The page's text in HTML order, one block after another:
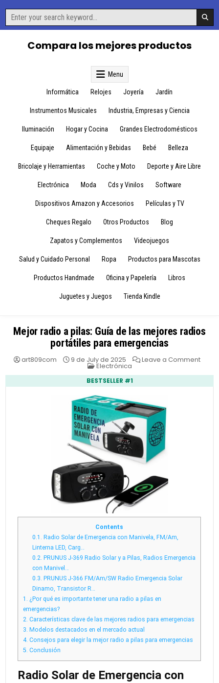
content
Search
for:
Compara los mejores productos
Menu
Informática Relojes Joyería Jardín
Instrumentos Musicales Industria, Empresas y Ciencia
Iluminación Hogar y Cocina Grandes Electrodomésticos
Equipaje Alimentación y Bebidas Bebé Belleza
Bricolaje y Herramientas Coche y Moto Deporte y Aire Libre
Electrónica Moda Cds y Vinilos Software
Dispositivos Amazon y Accesorios Películas y TV
Cheques Regalo Otros Productos Blog
Zapatos y Complementos Videojuegos
Salud y Cuidado Personal Ropa Productos para Mascotas
Productos Handmade Oficina y Papelería Libros
Juguetes y Juegos Tienda Kindle
Mejor radio a pilas: Guía de las mejores radios
portátiles para emergencias
art809com 9 de July de 2025 Leave a Commenton
a
pilas:
Posted
Electrónica
BESTSELLER #1
Contents
0.1. Radio Solar de Emergencia con Manivela, FM/Am,
Linterna LED, Carg…
0.2. PRUNUS J-369 Radio Solar y a Pilas, Radios Emergencia
con Manivel…
0.3. PRUNUS J-366 FM/Am/SW Radio Emergencia Solar
Dinamo, Transistor R…
1. ¿Por qué es importante tener una radio a pilas en
emergencias?
2. Características clave de las mejores radios para emergencias
3. Modelos destacados en el mercado actual
4. Consejos para elegir la mejor radio a pilas para emergencias
5. Conclusión
Radio Solar de Emergencia con